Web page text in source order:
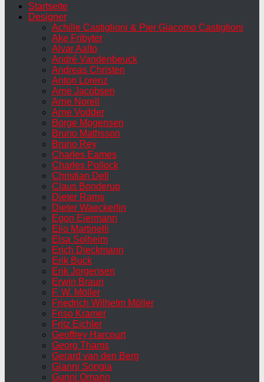
Startseite
Designer
Achille Castiglioni & Pier Giacomo Castiglioni
Ake Fribyter
Alvar Aalto
André Vandenbeuck
Andreas Christen
Anton Lorenz
Arne Jacobsen
Arne Norell
Arne Vodder
Borge Mogensen
Bruno Mathsson
Bruno Rey
Charles Eames
Charles Pollock
Christian Dell
Claus Bonderup
Dieter Rams
Dieter Waeckerlin
Egon Eiermann
Elio Martinelli
Elsa Solheim
Erich Dieckmann
Erik Buck
Erik Jorgensen
Erwin Braun
F. W. Möller
Friedrich Wilhelm Möller
Friso Kramer
Fritz Eichler
Geoffrey Harcourt
Georg Thams
Gerard van den Berg
Gianni Songia
Gunni Omann